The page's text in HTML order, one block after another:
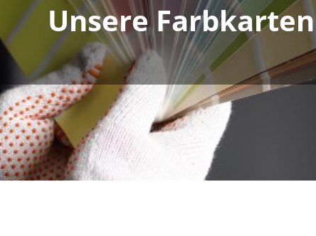
Unsere Farbkarten